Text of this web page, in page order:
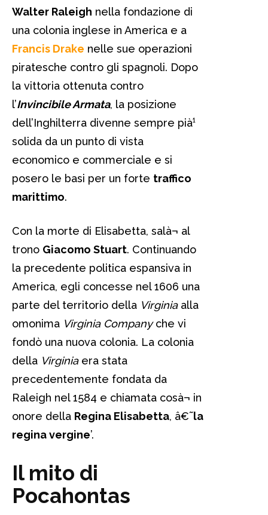
Walter Raleigh nella fondazione di
una colonia inglese in America e a
Francis Drake nelle sue operazioni
piratesche contro gli spagnoli. Dopo
la vittoria ottenuta contro
l’Invincibile Armata, la posizione
dell’Inghilterra divenne sempre pià¹
solida da un punto di vista
economico e commerciale e si
posero le basi per un forte traffico
marittimo.
Con la morte di Elisabetta, salà¬ al
trono Giacomo Stuart. Continuando
la precedente politica espansiva in
America, egli concesse nel 1606 una
parte del territorio della Virginiaalla
omonima Virginia Companyche vi
fondò una nuova colonia. La colonia
della Virginiaera stata
precedentemente fondata da
Raleigh nel 1584 e chiamata cosà¬ in
onore della Regina Elisabetta, â€˜la
regina vergine’.
Il mito di
Pocahontas